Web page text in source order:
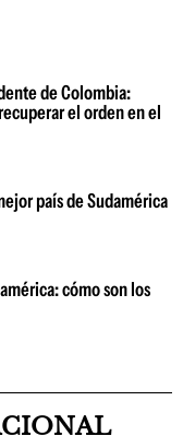
de Colombia:
el orden en el
país de Sudamérica
cómo son los